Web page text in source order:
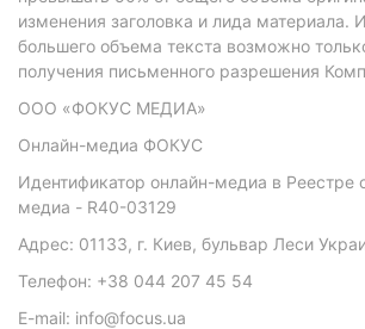
изменения заголовка и лида материала.
большего объема текста возможно
получения письменного разрешения
ООО «ФОКУС МЕДИА»
Онлайн-медиа ФОКУС
Идентификатор онлайн-медиа в Реестре
медиа - R40-03129
Адрес: 01133, г. Киев, бульвар Леси
Телефон: +38 044 207 45 54
E-mail: info@focus.ua